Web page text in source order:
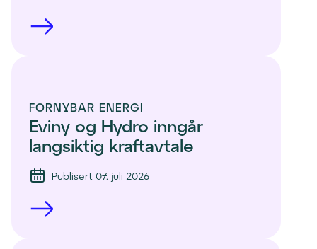
FORNYBAR ENERGI
Eviny og Hydro inngår
langsiktig kraftavtale
Publisert 07. juli 2026